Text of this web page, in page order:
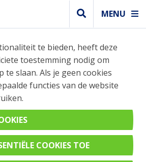
MENU
KEUKENS
IN ONZE
stijl wil jij zien?
Hoogglans Beton
te bieden, heeft deze
toestemming nodig om
te slaan. Als je geen cookies
functies van de website